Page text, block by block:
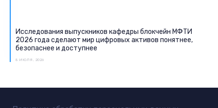
Исследования выпускников кафедры блокчейн МФТИ
2026 года сделают мир цифровых активов понятнее,
безопаснее и доступнее
8 ИЮЛЯ, 2026